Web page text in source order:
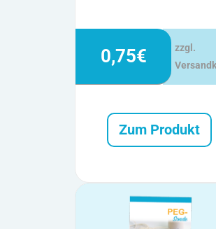
0,75€
zzgl.
Zum Produkt